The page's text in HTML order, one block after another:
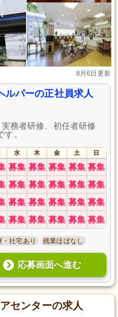
8月6日更新
ルパーの正社員求人
務者研修、初任者研修
。
水 木 金 土 日
募集 募集 募集 募集 募集
募集 募集 募集 募集 募集
募集 募集 募集 募集 募集
募集 募集 募集 募集 募集
・社宅あり 残業ほぼなし
応募画面へ進む
センターの求人